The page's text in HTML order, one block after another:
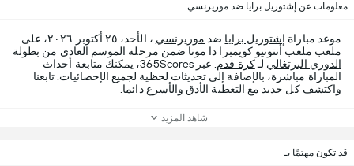
معلومات عن إشتوريل برايا ضد موريرنسي
موعد مباراة إشتوريل برايا ضد موريرنسي
، الأحد، ٢٥ أكتوبر ٢٠٢٦، على
ملعب ملعب أنتونيو كويمبرا دا موتا ضمن مرحلة الموسم العادي من بطولة
الدوري البرتغالي لـكرة قدم
. عبر 365Scores، يمكنك متابعة أحداث
المباراة مباشرة، بالإضافة إلى تحديثات لحظية لجميع الإحصائيات. تابعنا
واكتشف كل جديد مع التغطية الأدق والأسرع دائما.
شاهد المزيد
قد تكون مهتمًا بـ